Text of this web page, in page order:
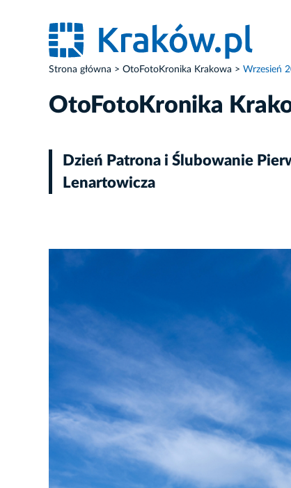
Strona główna OtoFotoKronika Krakowa Wrzesień
OtoFotoKronika
Dzień Patrona i Ślubowanie
Lenartowicza